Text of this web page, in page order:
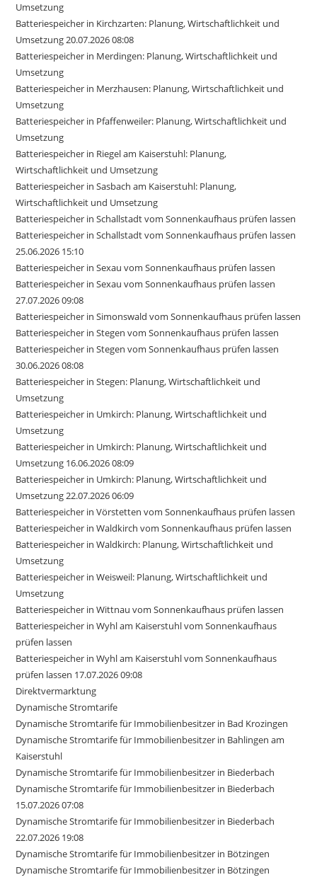
Umsetzung
Batteriespeicher in Kirchzarten: Planung, Wirtschaftlichkeit und
Umsetzung 20.07.2026 08:08
Batteriespeicher in Merdingen: Planung, Wirtschaftlichkeit und
Umsetzung
Batteriespeicher in Merzhausen: Planung, Wirtschaftlichkeit und
Umsetzung
Batteriespeicher in Pfaffenweiler: Planung, Wirtschaftlichkeit und
Umsetzung
Batteriespeicher in Riegel am Kaiserstuhl: Planung,
Wirtschaftlichkeit und Umsetzung
Batteriespeicher in Sasbach am Kaiserstuhl: Planung,
Wirtschaftlichkeit und Umsetzung
Batteriespeicher in Schallstadt vom Sonnenkaufhaus prüfen lassen
Batteriespeicher in Schallstadt vom Sonnenkaufhaus prüfen lassen
25.06.2026 15:10
Batteriespeicher in Sexau vom Sonnenkaufhaus prüfen lassen
Batteriespeicher in Sexau vom Sonnenkaufhaus prüfen lassen
27.07.2026 09:08
Batteriespeicher in Simonswald vom Sonnenkaufhaus prüfen lassen
Batteriespeicher in Stegen vom Sonnenkaufhaus prüfen lassen
Batteriespeicher in Stegen vom Sonnenkaufhaus prüfen lassen
30.06.2026 08:08
Batteriespeicher in Stegen: Planung, Wirtschaftlichkeit und
Umsetzung
Batteriespeicher in Umkirch: Planung, Wirtschaftlichkeit und
Umsetzung
Batteriespeicher in Umkirch: Planung, Wirtschaftlichkeit und
Umsetzung 16.06.2026 08:09
Batteriespeicher in Umkirch: Planung, Wirtschaftlichkeit und
Umsetzung 22.07.2026 06:09
Batteriespeicher in Vörstetten vom Sonnenkaufhaus prüfen lassen
Batteriespeicher in Waldkirch vom Sonnenkaufhaus prüfen lassen
Batteriespeicher in Waldkirch: Planung, Wirtschaftlichkeit und
Umsetzung
Batteriespeicher in Weisweil: Planung, Wirtschaftlichkeit und
Umsetzung
Batteriespeicher in Wittnau vom Sonnenkaufhaus prüfen lassen
Batteriespeicher in Wyhl am Kaiserstuhl vom Sonnenkaufhaus
prüfen lassen
Batteriespeicher in Wyhl am Kaiserstuhl vom Sonnenkaufhaus
prüfen lassen 17.07.2026 09:08
Direktvermarktung
Dynamische Stromtarife
Dynamische Stromtarife für Immobilienbesitzer in Bad Krozingen
Dynamische Stromtarife für Immobilienbesitzer in Bahlingen am
Kaiserstuhl
Dynamische Stromtarife für Immobilienbesitzer in Biederbach
Dynamische Stromtarife für Immobilienbesitzer in Biederbach
15.07.2026 07:08
Dynamische Stromtarife für Immobilienbesitzer in Biederbach
22.07.2026 19:08
Dynamische Stromtarife für Immobilienbesitzer in Bötzingen
Dynamische Stromtarife für Immobilienbesitzer in Bötzingen